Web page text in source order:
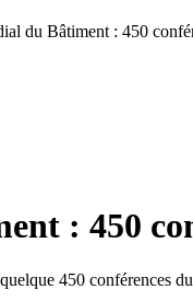
du Bâtiment : 450
: 450
450 conférences